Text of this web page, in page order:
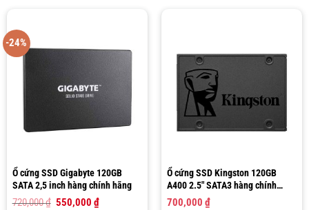
-24%
Ổ cứng SSD Gigabyte 120GB
SATA 2,5 inch hàng chính hãng
720,000₫ Giá
550,000 ₫Giá
Ổ cứng SSD Kingston 120GB
A400 2.5″ SATA3 hàng chính
hãng
700,000 ₫